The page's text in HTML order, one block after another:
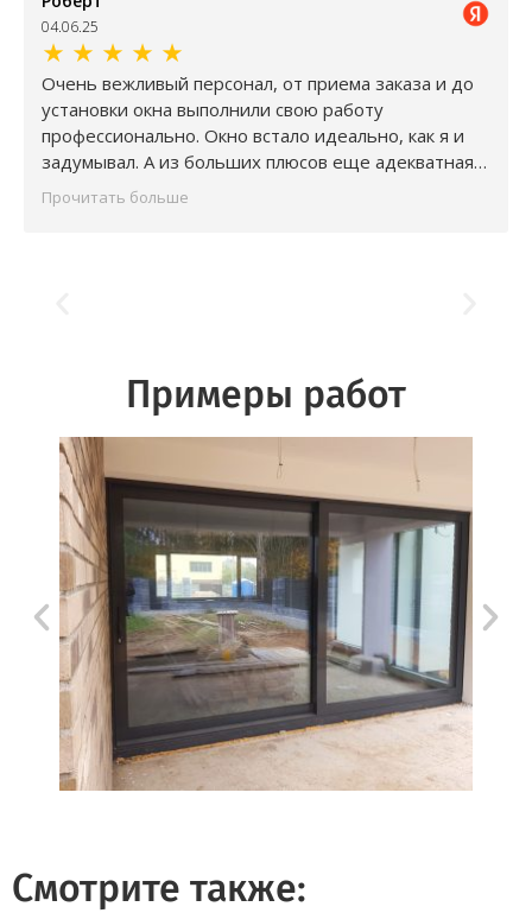
04.06.25
★ ★ ★ ★ ★
Очень вежливый персонал, от приема заказа и до
установки окна выполнили свою работу
профессионально. Окно встало идеально, как я и
задумывал. А из больших плюсов еще адекватная
цена, не то что у других производителей. Спасибо
за проделанную работу. Обязательно посоветую
Прочитать больше
Примеры работ
Смотрите также: